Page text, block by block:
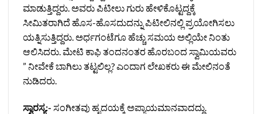
ಮಾಡುತ್ತಿದ್ದರು. ಅವರು ಪಿಟೀಲು ಗುರು ಹೇಳಿಕೊಟ್ಟದ್ದಕ್ಕೆ
ಸೀಮಿತರಾಗಿದೆ ಹೊಸ-ಹೊಸದುದನ್ನು ಪಿಟೀಲಿನಲ್ಲಿ ಪ್ರಯೋಗಿಸಲು
ಯತ್ನಿಸುತ್ತಿದ್ದರು. ಅರ್ಧಗಂಟೆಗೂ ಹೆಚ್ಚು ಸಮಯ ಅಲ್ಲಿಯೇ ನಿಂತು
ಆಲಿಸಿದರು. ಮೇಟಿ ಕಾಫಿ ತಂದನಂತರ ಹೊರಬಂದ ಸ್ವಾಮಿಯವರು
” ನೀವೇಕೆ ಬಾಗಿಲು ತಟ್ಟಲಿಲ್ಲ? ಎಂದಾಗ ಲೇಖಕರು ಈ ಮೇಲಿನಂತೆ
ನುಡಿದರು.
ಸ್ವಾರಸ್ಯ:- ಸಂಗೀತವು ಹೃದಯಕ್ಕೆ ಅಪ್ಯಾಯಮಾನವಾದದ್ದು.